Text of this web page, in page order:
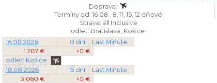
Doprava:
Termíny od: 16.08., 8, 11, 15, 12 dňové
Strava: all Inclusive
odlet: Bratislava, Košice
16.08.2026
8 dní
Last Minute
1 207 €
+0 €
odlet: Košice
18.08.2026
15 dní
Last Minute
3 060 €
+0 €